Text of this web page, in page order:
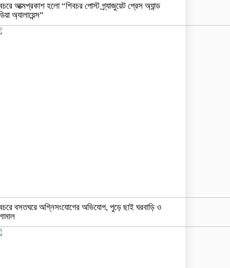
আত্মপ্রকাশ হলো “শিবচর পোস্ট গ্র্যাজুয়েট প্রেস অ্যান্ড
অ্যালায়েন্স”
বসতঘরে অগ্নিসংযোগের অভিযোগ, পুড়ে ছাই ঘরবাড়ি ও